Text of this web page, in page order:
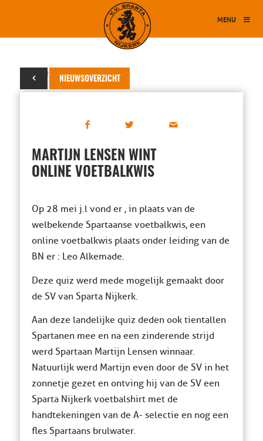
MENU
NIEUWSOVERZICHT
07 juli 2020
MARTIJN LENSEN WINT
ONLINE VOETBALKWIS
Op 28 mei j.l vond er , in plaats van de
welbekende Spartaanse voetbalkwis, een
online voetbalkwis plaats onder leiding van de
BN er : Leo Alkemade.
Deze quiz werd mede mogelijk gemaakt door
de SV van Sparta Nijkerk.
Aan deze landelijke quiz deden ook tientallen
Spartanen mee en na een zinderende strijd
werd Spartaan Martijn Lensen winnaar.
Natuurlijk werd Martijn even door de SV in het
zonnetje gezet en ontving hij van de SV een
Sparta Nijkerk voetbalshirt met de
handtekeningen van de A- selectie en nog een
fles Spartaans brulwater.